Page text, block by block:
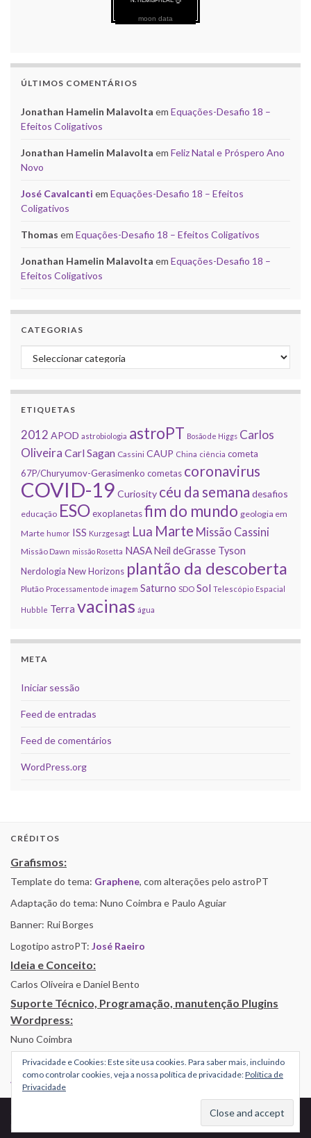
moon data
ÚLTIMOS COMENTÁRIOS
Jonathan Hamelin Malavolta em Equações-Desafio 18 –
Efeitos Coligativos
Jonathan Hamelin Malavolta em Feliz Natal e Próspero Ano
Novo
José Cavalcanti em Equações-Desafio 18 – Efeitos
Coligativos
Thomas em Equações-Desafio 18 – Efeitos Coligativos
Jonathan Hamelin Malavolta em Equações-Desafio 18 –
Efeitos Coligativos
CATEGORIAS
Categorias
ETIQUETAS
2012 APOD astrobiologia astroPT Bosão de Higgs Carlos
Oliveira Carl Sagan Cassini CAUP China ciência cometa
67P/Churyumov-Gerasimenko cometas coronavirus
COVID-19 Curiosity céu da semana desafios
educação ESOexoplanetasfim do mundo geologia em
Marte humor ISS Kurzgesagt Lua Marte Missão Cassini
Missão Dawn missão Rosetta NASANeil deGrasse Tyson
Nerdologia New Horizons plantão da descoberta
Plutão Processamento de imagem Saturno SDO Sol Telescópio Espacial
Hubble Terra vacinas água
META
Iniciar sessão
Feed de entradas
Feed de comentários
WordPress.org
CRÉDITOS
Grafismos:
Template do tema: Graphene, com alterações pelo astroPT
Adaptação do tema: Nuno Coimbra e Paulo Aguiar
Banner: Rui Borges
Logotipo astroPT: José Raeiro
Ideia e Conceito:
Carlos Oliveira e Daniel Bento
Suporte Técnico, Programação, manutenção Plugins
Wordpress:
Nuno Coimbra
Alojamento por Simbiose
Privacidade e Cookies: Este site usa cookies. Para saber mais, incluindo
como controlar cookies, veja a nossa política de privacidade:Política de
Privacidade